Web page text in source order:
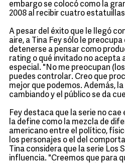
embargo se colocó como la
2008 al recibir cuatro
A pesar del éxito que le llegó
aire, a Tina Fey sólo le
detenerse a pensar como
rating o qué invitado no acepta
especial. "No me preocupan
puedes controlar. Creo que
mejor que podemos. Además,
cambiando y el público se da
Fey destaca que la serie no cae
la define como la mezcla de
americano entre el político,
los personajes o el del
Tina considera que la serie Los
influencia. "Creemos que para